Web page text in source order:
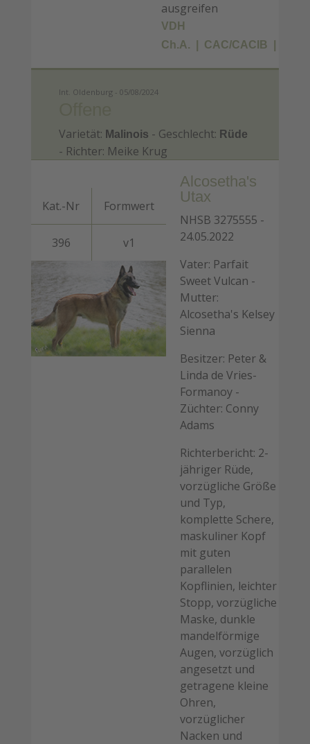
ausgreifen
VDH
Ch.A.
CAC/CACIB
Int. Oldenburg - 05/08/2024
Varietät: Malinois - Geschlecht: Rüde
- Richter: Meike Krug
Kat.-Nr Formwert
396 v1
Alcosetha's
Utax
NHSB 3275555 -
24.05.2022
Vater: Parfait
Sweet Vulcan -
Mutter:
Alcosetha's Kelsey
Sienna
Besitzer: Peter &
Linda de Vries-
Formanoy -
Züchter: Conny
Adams
Richterbericht: 2-
jähriger Rüde,
vorzügliche Größe
und Typ,
komplette Schere,
maskuliner Kopf
mit guten
parallelen
Kopflinien, leichter
Stopp, vorzügliche
Maske, dunkle
mandelförmige
Augen, vorzüglich
angesetzt und
getragene kleine
Ohren,
vorzüglicher
Nacken und